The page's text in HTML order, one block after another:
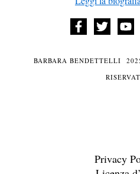
BARBARA BENDETTELLI
Privacy